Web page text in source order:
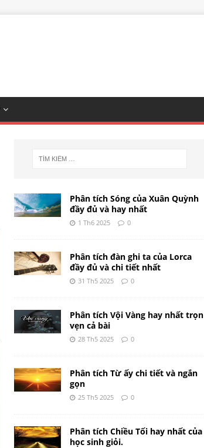
Phân tích Sóng của Xuân Quỳnh
đầy đủ và hay nhất
1 Th6 2025 0
Phân tích đàn ghi ta của Lorca
đầy đủ và chi tiết nhất
31 Th5 2025 0
Phân tích Vội Vàng hay nhất trọn
vẹn cả bài
28 Th5 2025 0
Phân tích Từ ấy chi tiết và ngắn
gọn
25 Th5 2025 0
Phân tích Chiều Tối hay nhất của
học sinh giỏi.